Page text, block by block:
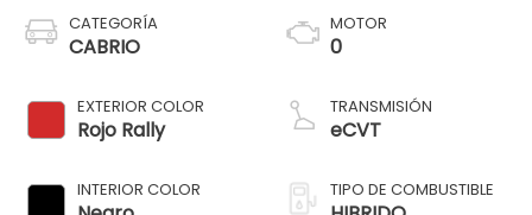
CATEGORÍA
CABRIO
EXTERIOR COLOR
Rojo Rally
INTERIOR COLOR
MOTOR
0
TRANSMISIÓN
eCVT
TIPO DE COMBUSTIBLE